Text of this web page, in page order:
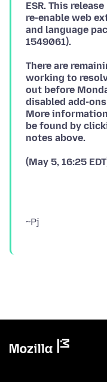
ESR. This
re-enable web
and language
1549061).
There are
working to
out before
disabled add-
More
be found by
notes above.
(May 5, 16:25